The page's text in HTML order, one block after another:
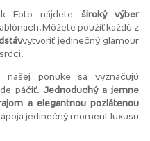
Foto nájdete široký výber
Môžete použiť každú z
vytvoriť jedinečný glamour
ponuke sa vyznačujú
páčiť. Jednoduchý a jemne
a elegantnou pozlátenou
jedinečný moment luxusu